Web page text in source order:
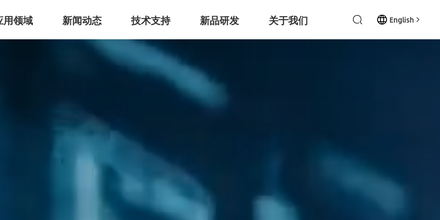
用领域 新闻动态 技术支持 新品研发 关于我们 English